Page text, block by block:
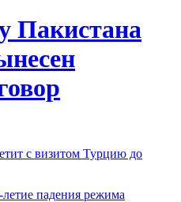
Пакистана
с визитом Турцию до
падения режима